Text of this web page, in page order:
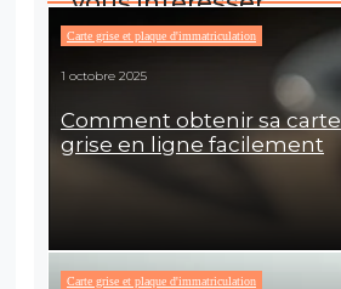
Carte grise et plaque d'immatriculation
1 octobre 2025
Comment obtenir sa carte
grise en ligne facilement
Carte grise et plaque d'immatriculation